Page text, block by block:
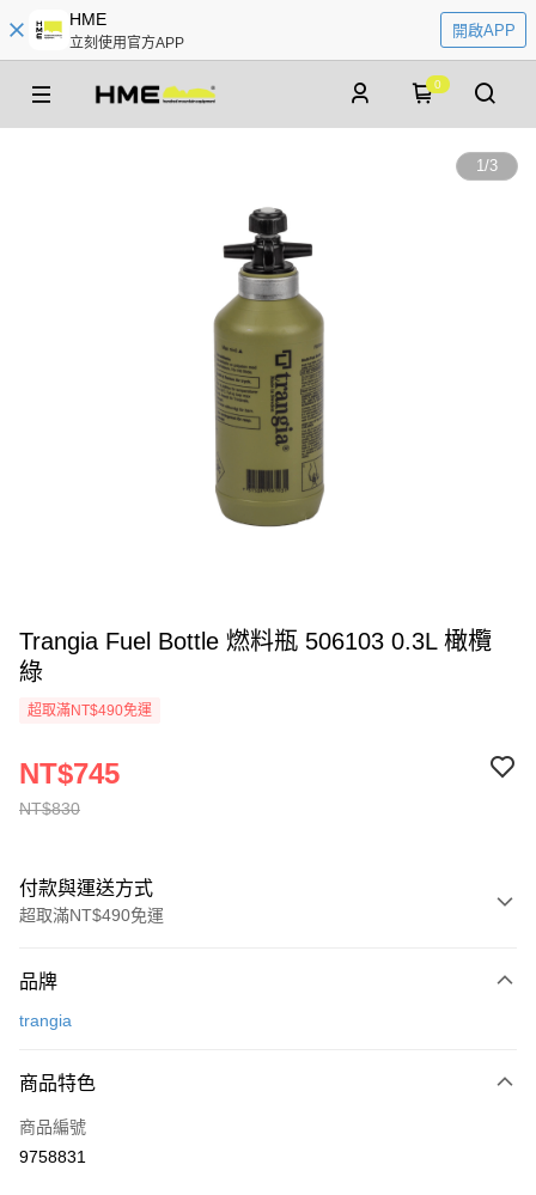
HME
立刻使用官方APP
開啟APP
0
1/3
Trangia Fuel Bottle 燃料瓶 506103 0.3L 橄欖
綠
超取滿NT$490免運
NT$830
NT$745
付款與運送方式
超取滿NT$490免運
信用卡一次付款
3 期 0 利率 每期
合作金庫商業銀行
上海商業儲蓄銀行
超商取貨付款
LINE Pay
品牌
trangia
商品特色
商品編號
9758831